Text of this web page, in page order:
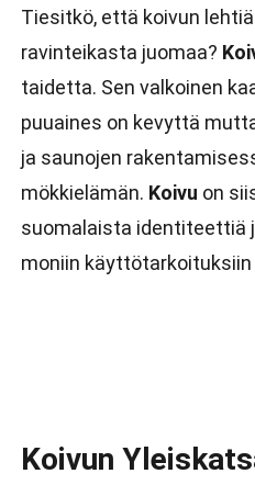
Tiesitkö, että koivun
ravinteikasta juomaa?
taidetta. Sen valkoinen
puuaines on kevyttä
ja saunojen
mökkielämän. Koivu on
suomalaista identiteettiä
moniin
Koivun